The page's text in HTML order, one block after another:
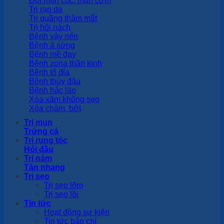
Đốt mụn cóc, mụn cơm
Trị rạn da
Trị quầng thâm mắt
Trị hôi nách
Bệnh vảy nến
Bệnh á sừng
Bệnh mề đay
Bệnh zona thần kinh
Bệnh tổ đỉa
Bệnh thủy đậu
Bệnh hắc lào
Xóa xăm không sẹo
Xóa chàm, bớt
Trị mụn
Trứng cá
Trị rụng tóc
Hói đầu
Trị nám
Tàn nhang
Trị sẹo
Trị sẹo lõm
Trị sẹo lồi
Tin tức